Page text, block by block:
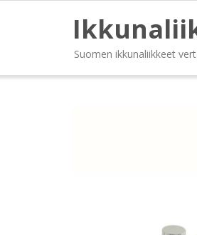
Suomen ikkunaliikkeet